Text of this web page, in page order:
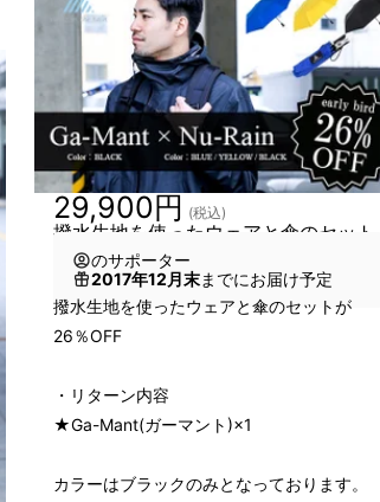
撥水生地を使ったウェアと傘のセット
29,900円 (税込)
のサポーター
2017年12月末までにお届け予定
撥水生地を使ったウェアと傘のセットが
26％OFF
・リターン内容
★Ga-Mant(ガーマント)×1
カラーはブラックのみとなっております。